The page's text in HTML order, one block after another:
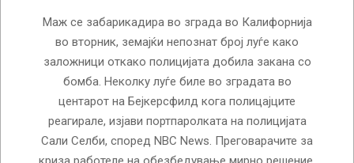
Маж се забарикадира во зграда во Калифорнија
во вторник, земајќи непознат број луѓе како
заложници откако полицијата добила закана со
бомба. Неколку луѓе биле во зградата во
центарот на Бејкерсфилд кога полицајците
реагирале, изјави портпаролката на полицијата
Сали Селби, според NBC News. Преговарачите за